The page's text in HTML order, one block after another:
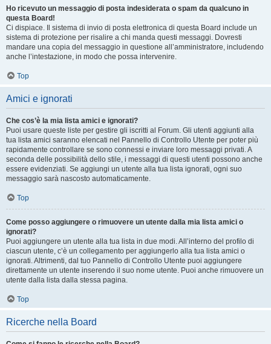
Ho ricevuto un messaggio di posta indesiderata o spam da qualcuno in
questa Board!
Ci dispiace. Il sistema di invio di posta elettronica di questa Board include un
sistema di protezione per risalire a chi manda questi messaggi. Dovresti
mandare una copia del messaggio in questione all’amministratore, includendo
anche l’intestazione, in modo che possa intervenire.
Top
Amici e ignorati
Che cos’è la mia lista amici e ignorati?
Puoi usare queste liste per gestire gli iscritti al Forum. Gli utenti aggiunti alla
tua lista amici saranno elencati nel Pannello di Controllo Utente per poter più
rapidamente controllare se sono connessi e inviare loro messaggi privati. A
seconda delle possibilità dello stile, i messaggi di questi utenti possono anche
essere evidenziati. Se aggiungi un utente alla tua lista ignorati, ogni suo
messaggio sarà nascosto automaticamente.
Top
Come posso aggiungere o rimuovere un utente dalla mia lista amici o
ignorati?
Puoi aggiungere un utente alla tua lista in due modi. All’interno del profilo di
ciascun utente, c’è un collegamento per aggiungerlo alla tua lista amici o
ignorati. Altrimenti, dal tuo Pannello di Controllo Utente puoi aggiungere
direttamente un utente inserendo il suo nome utente. Puoi anche rimuovere un
utente dalla lista dalla stessa pagina.
Top
Ricerche nella Board